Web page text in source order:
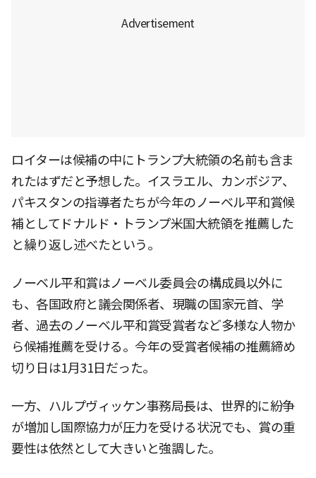
ロイターは候補の中にトランプ大統領の名前も含ま
れたはずだと予想した。イスラエル、カンボジア、
パキスタンの指導者たちが今年のノーベル平和賞候
補としてドナルド・トランプ米国大統領を推薦した
と繰り返し述べたという。
ノーベル平和賞はノーベル委員会の構成員以外に
も、各国政府と議会関係者、現職の国家元首、学
者、過去のノーベル平和賞受賞者など多様な人物か
ら候補推薦を受ける。今年の受賞者候補の推薦締め
切り日は1月31日だった。
一方、ハルプヴィッケン事務局長は、世界的に紛争
が増加し国際協力が圧力を受ける状況でも、賞の重
要性は依然として大きいと強調した。